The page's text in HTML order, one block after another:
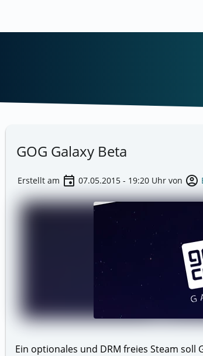
GOG Galaxy Beta
Erstellt am event 07.05.2015 - 19:20 Uhr von account_circle
Ein optionales und DRM freies Steam soll